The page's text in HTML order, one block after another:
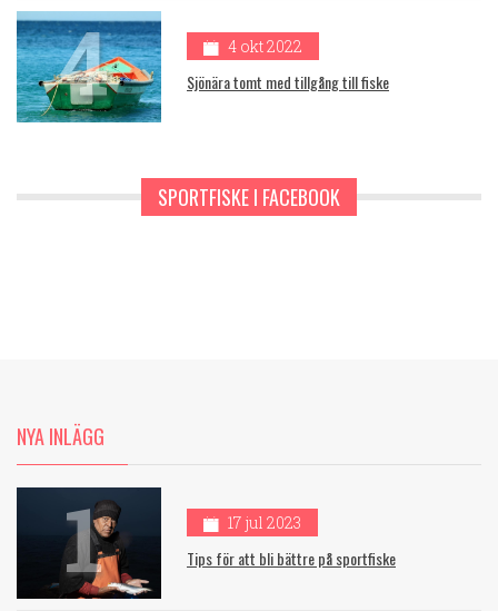
4 4 okt 2022
Sjönära tomt med tillgång till fiske
SPORTFISKE I FACEBOOK
NYA INLÄGG
1 17 jul 2023
Tips för att bli bättre på sportfiske